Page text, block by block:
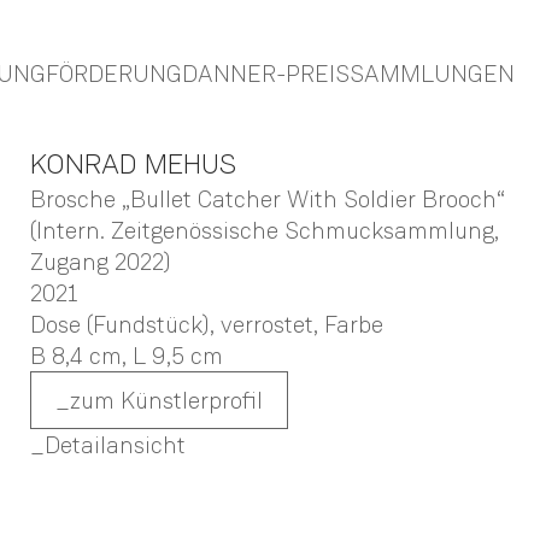
FÖRDERUNGDANNER-PREISSAMMLUNGEN
KONRAD MEHUS
Brosche „Bullet Catcher With Soldier Brooch“
(Intern. Zeitgenössische Schmucksammlung,
Zugang 2022)
2021
Dose (Fundstück), verrostet, Farbe
B 8,4 cm, L 9,5 cm
zum Künstlerprofil
Detailansicht